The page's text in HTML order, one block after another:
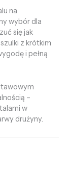
na
wybór dla
się jak
z krótkim
i pełną
–
w
drużyny.